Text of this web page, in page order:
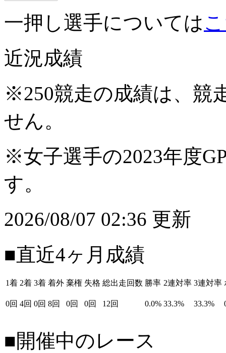
一押し選手については
近況成績
※250競走の成績は、競
せん。
※女子選手の2023年度
す。
2026/08/07 02:36 更新
■直近4ヶ月成績
1着 2着 3着 着外 棄権 失格 総出走回数 勝率 2連対率 3連対率
0回 4回 0回 8回 0回 0回 12回 0.0% 33.3% 33.3%
■開催中のレース